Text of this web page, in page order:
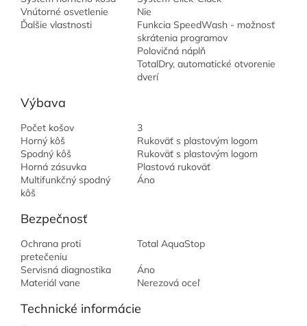
Vnútorné osvetlenie
Nie
Ďalšie vlastnosti
Funkcia SpeedWash - možnosť
skrátenia programov
Polovičná náplň
TotalDry, automatické otvorenie
dverí
Výbava
Počet košov
3
Horný kôš
Rukoväť s plastovým logom
Spodný kôš
Rukoväť s plastovým logom
Horná zásuvka
Plastová rukoväť
Multifunkčný spodný
kôš
Áno
Bezpečnosť
Ochrana proti
pretečeniu
Total AquaStop
Servisná diagnostika
Áno
Materiál vane
Nerezová oceľ
Technické informácie